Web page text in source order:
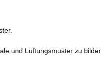
und Lüftungsmuster zu